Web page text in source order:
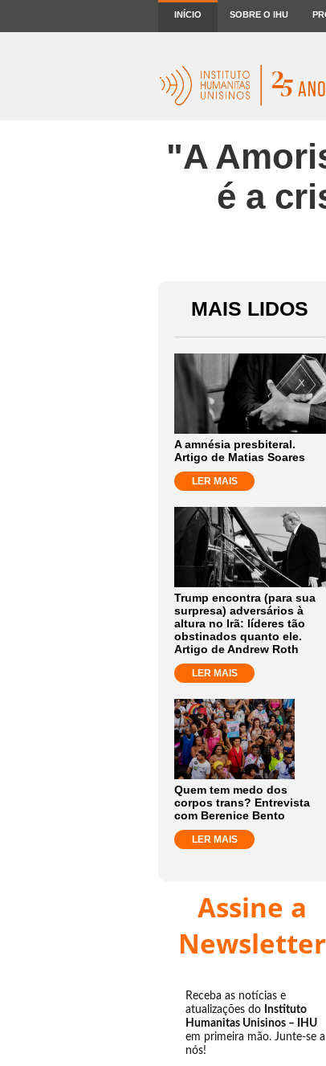
INÍCIO SOBRE O IHU
"A
é a
MAIS LIDOS
A amnésia presbiteral.
Artigo de Matias Soares
LER MAIS
Trump encontra (para sua
surpresa) adversários à
altura no Irã: líderes tão
obstinados quanto ele.
Artigo de Andrew Roth
LER MAIS
Quem tem medo dos
corpos trans? Entrevista
com Berenice Bento
LER MAIS
Assine a
Newsletter
Receba as notícias e
atualizações do Instituto
Humanitas Unisinos – IHU
em primeira mão. Junte-se a
nós!